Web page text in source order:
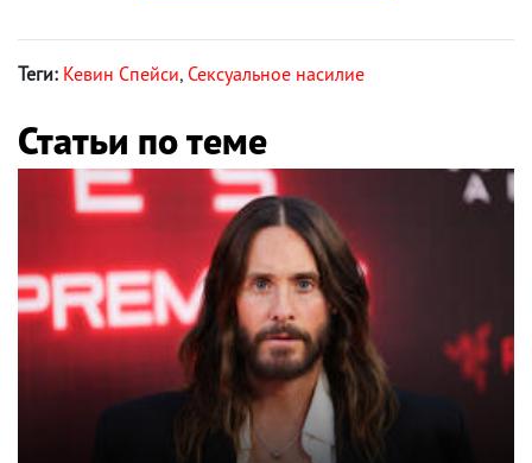
Теги: Кевин Спейси, Сексуальное насилие
Статьи по теме